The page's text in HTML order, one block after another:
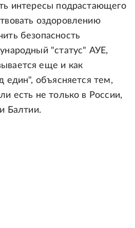
интересы подрастающего
оздоровлению
безопасность
"статус" АУЕ,
еще и как
един", объясняется тем,
есть не только в России,
Балтии.